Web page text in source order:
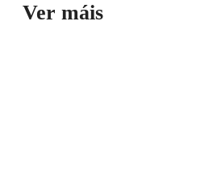
Ver máis